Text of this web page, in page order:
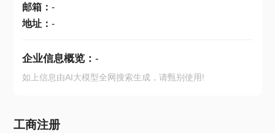
邮箱： -
地址： -
企业信息概览： -
如上信息由AI大模型全网搜索生成，请甄别使用!
工商注册